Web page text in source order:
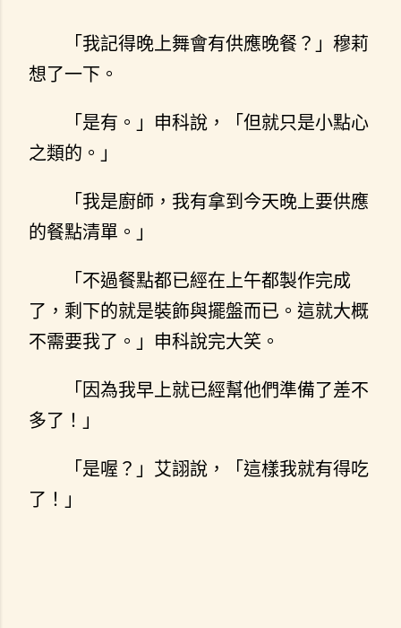
「我記得晚上舞會有供應晚餐？」穆莉
想了一下。
「是有。」申科說，「但就只是小點心
之類的。」
「我是廚師，我有拿到今天晚上要供應
的餐點清單。」
「不過餐點都已經在上午都製作完成
了，剩下的就是裝飾與擺盤而已。這就大概
不需要我了。」申科說完大笑。
「因為我早上就已經幫他們準備了差不
多了！」
「是喔？」艾詡說，「這樣我就有得吃
了！」